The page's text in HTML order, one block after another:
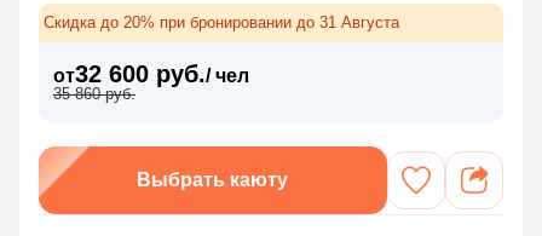
Скидка до 20% при бронировании до 31 Августа
от32 600 руб./ чел
35 860 руб.
Выбрать каюту